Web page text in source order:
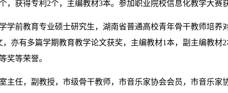
，获得专利2个，主编教材3本。参加职业院校信息化教学大
学前教育专业硕士研究生，湖南省普通高校青年骨干教师培养
亦有多篇学期教育教学论文获奖，主编教材1本，副主编教材2
奖等荣誉。
主任，副教授，市级骨干教师，市音乐家协会会员，市音乐